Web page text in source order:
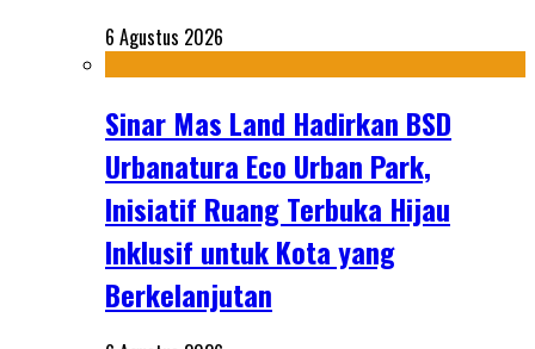
6 Agustus 2026
Sinar Mas Land Hadirkan BSD
Urbanatura Eco Urban Park,
Inisiatif Ruang Terbuka Hijau
Inklusif untuk Kota yang
Berkelanjutan